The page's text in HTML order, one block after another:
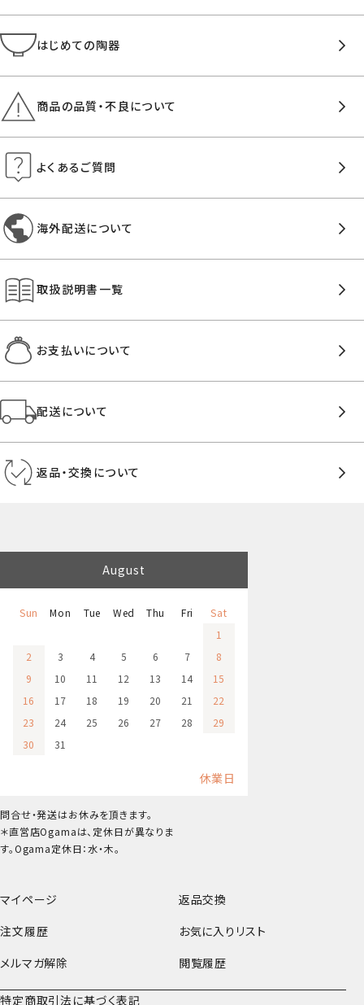
はじめての陶器
商品の品質・不良について
よくあるご質問
海外配送について
取扱説明書一覧
お支払いについて
配送について
返品・交換について
マイページ
返品交換
注文履歴
お気に入りリスト
メルマガ解除
閲覧履歴
特定商取引法に基づく表記
August
Sun Mon Tue Wed Thu Fri
Sat
1
2
3 4 5 6 7
8
9
10 11 12 13 14
15
16
17 18 19 20 21
22
23
24 25 26 27 28
29
30
31
休業日
問合せ・発送はお休みを頂きます。
＊直営店Ogamaは、定休日が異なりま
す。Ogama定休日：水・木。